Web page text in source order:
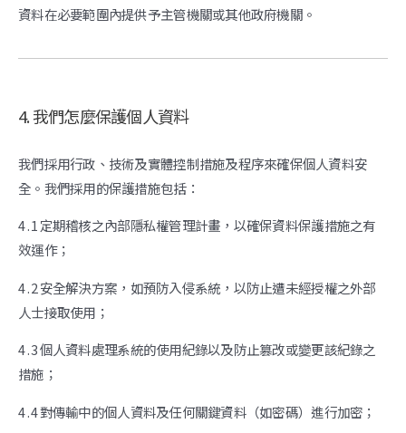
資料在必要範圍內提供予主管機關或其他政府機關。
4. 我們怎麼保護個人資料
我們採用行政、技術及實體控制措施及程序來確保個人資料安
全。我們採用的保護措施包括：
4 . 1 定期稽核之內部隱私權管理計畫，以確保資料保護措施之有
效運作；
4 . 2 安全解決方案，如預防入侵系統，以防止遭未經授權之外部
人士接取使用；
4 . 3 個人資料處理系統的使用紀錄以及防止篡改或變更該紀錄之
措施；
4 . 4 對傳輸中的個人資料及任何關鍵資料（如密碼）進行加密；